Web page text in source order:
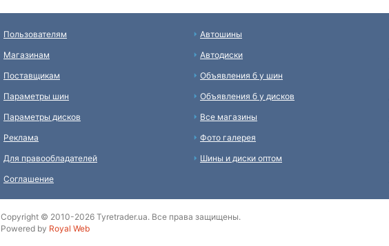
Пользователям
Магазинам
Поставщикам
Параметры шин
Параметры дисков
Реклама
Для правообладателей
Соглашение
Автошины
Автодиски
Объявления б у шин
Объявления б у дисков
Все магазины
Фото галерея
Шины и диски оптом
Copyright © 2010-2026 Tyretrader.ua. Все права защищены.
Powered by Royal Web